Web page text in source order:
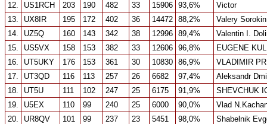
12.
US1RCH 203 190 482 33 15906 93,6%
Victor
13.
UX8IR 195 172 402 36 14472 88,2%
Valery Sorokin
14.
UZ5Q 160 143 342 38 12996 89,4%
Valentin I.
15.
US5VX 158 153 382 33 12606 96,8%
EUGENE
16.
UT5UKY 176 153 361 30 10830 86,9%
VLADIMIR
17.
UT3QD 116 113 257 26 6682 97,4%
Aleksandr
18.
UT5U 111 102 247 25 6175 91,9%
SHEVCHUK
19.
U5EX 110 99 240 25 6000 90,0%
Vlad
20.
UR8QV 101 99 237 23 5451 98,0%
Shabelnik